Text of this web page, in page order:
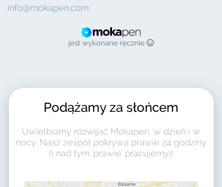
info@mokapen.com
jest wykonane ręcznie
Podążamy za słońcem
Uwielbiamy rozwijać Mokapen, w dzień i w
nocy. Nasz zespół pokrywa prawie 24 godziny
(i nad tym 'prawie' pracujemy)!